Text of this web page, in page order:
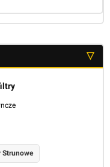
Strunowe